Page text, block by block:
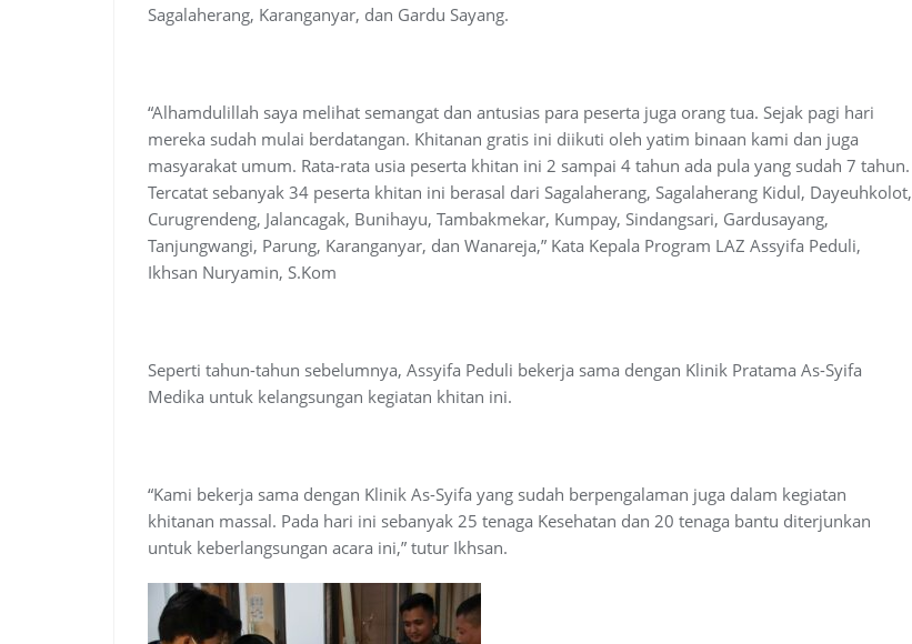
Sagalaherang, Karanganyar, dan Gardu Sayang.
“Alhamdulillah saya melihat semangat dan antusias para peserta juga orang tua. Sejak pagi hari
mereka sudah mulai berdatangan. Khitanan gratis ini diikuti oleh yatim binaan kami dan juga
masyarakat umum. Rata-rata usia peserta khitan ini 2 sampai 4 tahun ada pula yang sudah 7 tahun.
Tercatat sebanyak 34 peserta khitan ini berasal dari Sagalaherang, Sagalaherang Kidul, Dayeuhkolot,
Curugrendeng, Jalancagak, Bunihayu, Tambakmekar, Kumpay, Sindangsari, Gardusayang,
Tanjungwangi, Parung, Karanganyar, dan Wanareja,” Kata Kepala Program LAZ Assyifa Peduli,
Ikhsan Nuryamin, S.Kom
Seperti tahun-tahun sebelumnya, Assyifa Peduli bekerja sama dengan Klinik Pratama As-Syifa
Medika untuk kelangsungan kegiatan khitan ini.
“Kami bekerja sama dengan Klinik As-Syifa yang sudah berpengalaman juga dalam kegiatan
khitanan massal. Pada hari ini sebanyak 25 tenaga Kesehatan dan 20 tenaga bantu diterjunkan
untuk keberlangsungan acara ini,” tutur Ikhsan.